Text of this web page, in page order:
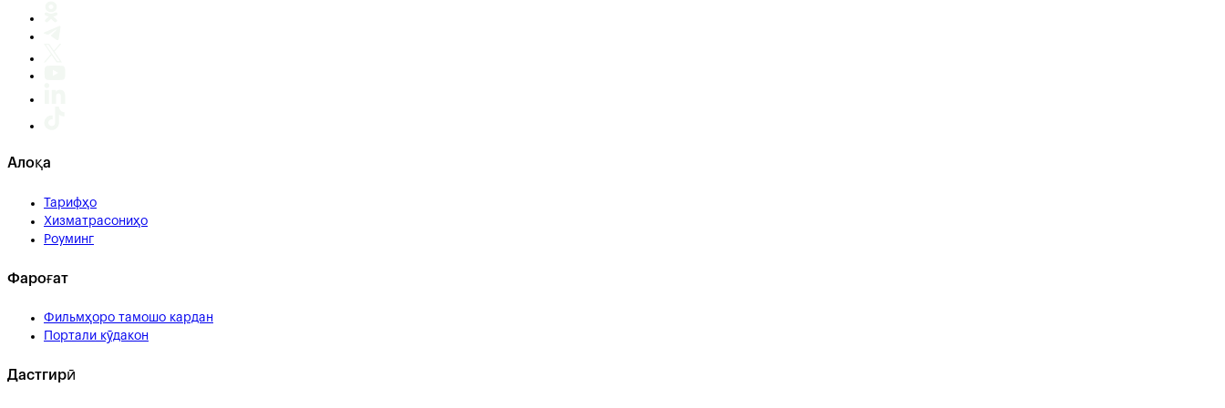
Алоқа
Тарифҳо
Хизматрасониҳо
Роуминг
Фароғат
Фильмҳоро тамошо кардан
Портали кӯдакон
Дастгирӣ